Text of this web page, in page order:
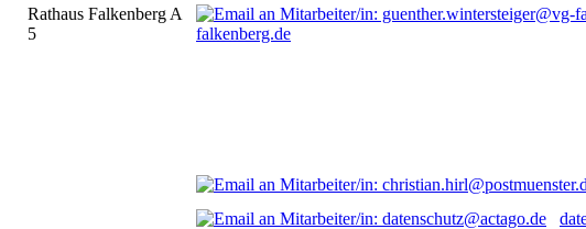
Rathaus Falkenberg A
5
falkenberg.de